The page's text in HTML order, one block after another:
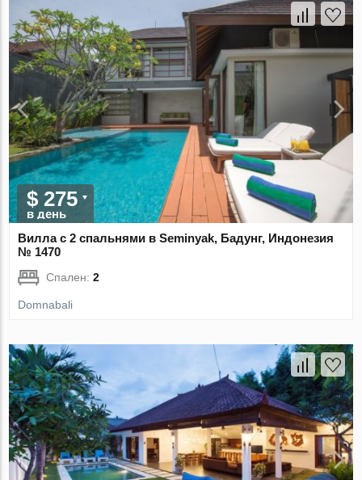
$ 275
в день
Вилла с 2 спальнями в Seminyak, Бадунг, Индонезия
№ 1470
Спален:2
Domnabali